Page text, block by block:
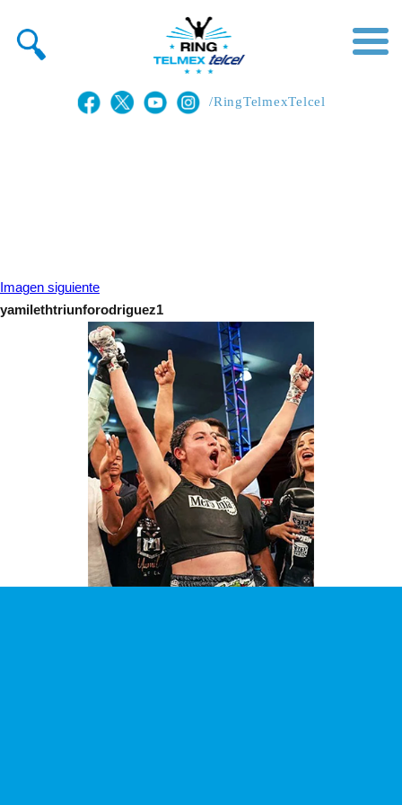
/RingTelmexTelcel
Imagen siguiente
yamilethtriunforodriguez1